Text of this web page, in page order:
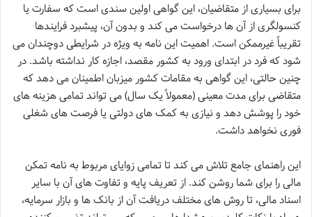
برای بسیاری از متقاضیان، این گواهی اولین سندی است که سفارت یا
کنسولگری از آن ها درخواست می کند و بدون آن، پیشبرد فرایندها
تقریباً غیرممکن است. اهمیت این نامه به ویژه در شرایطی دوچندان می
شود که فرد در ابتدای ورود به کشور مقصد، اجازه کار نداشته باشد. در
چنین حالتی، این گواهی به مقامات کشور میزبان اطمینان می دهد که
متقاضی برای مدت معینی (معمولاً یک سال) می تواند تمامی هزینه های
خود را پوشش دهد و نیازی به کمک های دولتی یا فرصت های شغلی
فوری نخواهد داشت.
این راهنمای جامع تلاش می کند تا تمامی زوایای مربوط به نامه تمکن
مالی را برای شما روشن کند. از تعریف پایه و تفاوت های آن با سایر
اسناد مالی، تا روش های مختلف دریافت آن از بانک ها و بازار سرمایه،